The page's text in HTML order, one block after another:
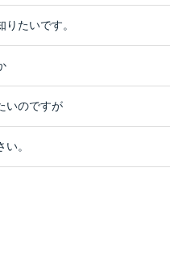
たいです。
いのですが
。